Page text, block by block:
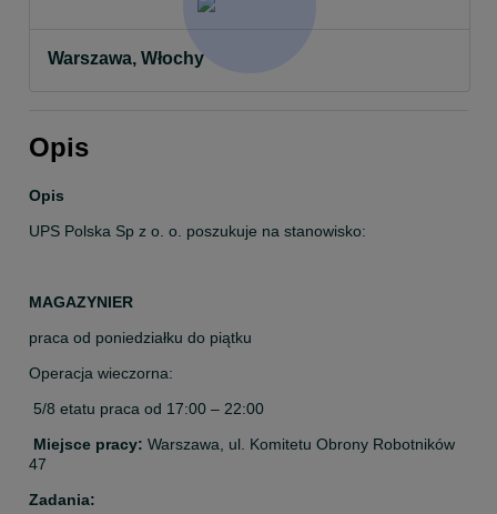
Warszawa, Włochy
Opis
Opis
UPS Polska Sp z o. o. poszukuje na stanowisko:
MAGAZYNIER
praca od poniedziałku do piątku
Operacja wieczorna:
5/8 etatu praca od 17:00 – 22:00
Miejsce pracy: Warszawa, ul. Komitetu Obrony Robotników
47
Zadania: